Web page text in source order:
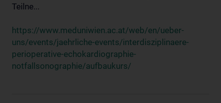
Teilne...
https://www.meduniwien.ac.at/web/en/ueber-
uns/events/jaehrliche-events/interdisziplinaere-
perioperative-echokardiographie-
notfallsonographie/aufbaukurs/